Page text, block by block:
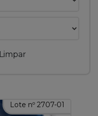
Limpar
Lote nº 2707-01